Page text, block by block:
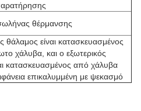
θέρμανσης
θάλαμος είναι κατασκευασμένος
χάλυβα, και ο εξωτερικός
κατασκευασμένος από χάλυβα
επικαλυμμένη με ψεκασμό